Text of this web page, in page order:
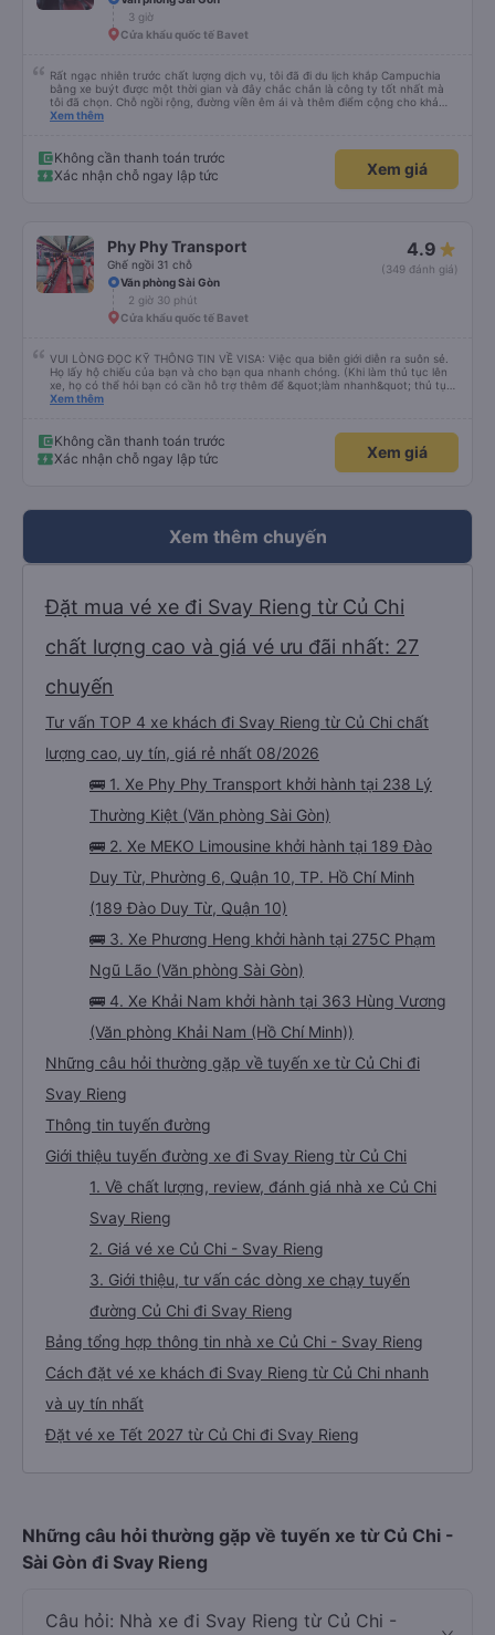
không gì sánh bằng!
3 giờ
Cửa khẩu quốc tế Bavet
Rất ngạc nhiên trước chất lượng dịch vụ, tôi đã đi du lịch khắp Campuchia
bằng xe buýt được một thời gian và đây chắc chắn là công ty tốt nhất mà
tôi đã chọn. Chỗ ngồi rộng, đường viền êm ái và thêm điểm cộng cho khả
năng nằm. (Bạn có thể không hiểu mọi chuyện xảy ra ở biên giới, với hộ
Xem thêm
Không cần thanh toán trước
Xác nhận chỗ ngay lập tức
Xem giá
Phy Phy Transport
Ghế ngồi 31 chỗ
4.9
(349 đánh giá)
Văn phòng Sài Gòn
2 giờ 30 phút
Cửa khẩu quốc tế Bavet
VUI LÒNG ĐỌC KỸ THÔNG TIN VỀ VISA: Việc qua biên giới diễn ra suôn sẻ.
Họ lấy hộ chiếu của bạn và cho bạn qua nhanh chóng. (Khi làm thủ tục lên
xe, họ có thể hỏi bạn có cần hỗ trợ thêm để &quot;làm nhanh&quot; thủ tục
visa và qua biên giới không - với một khoản phí phụ thu cho công ty xe buýt.
sẻ và dễ dàng. Ngoài ra, một lưu ý nhỏ, visa kinh doanh là 35 đô la chứ
không phải 50 đô la và điều này đã được lực lượng tuần tra biên giới xác
nhận. Tôi không hiểu tại sao một người từ công ty xe buýt này ở biên giới lại
rất tuyệt. Cực kỳ thoải mái với nhiều chỗ để chân! Chỉ dừng lại hai lần (bao
gồm cả khi qua biên giới) trong 6,5 giờ để đi vệ sinh trong 5 phút. Khá khó
Xem thêm
Không cần thanh toán trước
Xác nhận chỗ ngay lập tức
Xem giá
Xem thêm chuyến
Đặt mua vé xe đi Svay Rieng từ Củ Chi
chất lượng cao và giá vé ưu đãi nhất: 27
chuyến
Tư vấn TOP 4 xe khách đi Svay Rieng từ Củ Chi chất
lượng cao, uy tín, giá rẻ nhất 08/2026
🚌 1. Xe Phy Phy Transport khởi hành tại 238 Lý
Thường Kiệt (Văn phòng Sài Gòn)
🚌 2. Xe MEKO Limousine khởi hành tại 189 Đào
Duy Từ, Phường 6, Quận 10, TP. Hồ Chí Minh
(189 Đào Duy Từ, Quận 10)
🚌 3. Xe Phương Heng khởi hành tại 275C Phạm
Ngũ Lão (Văn phòng Sài Gòn)
🚌 4. Xe Khải Nam khởi hành tại 363 Hùng Vương
(Văn phòng Khải Nam (Hồ Chí Minh))
Những câu hỏi thường gặp về tuyến xe từ Củ Chi đi
Svay Rieng
Thông tin tuyến đường
Giới thiệu tuyến đường xe đi Svay Rieng từ Củ Chi
1. Về chất lượng, review, đánh giá nhà xe Củ Chi
Svay Rieng
2. Giá vé xe Củ Chi - Svay Rieng
3. Giới thiệu, tư vấn các dòng xe chạy tuyến
đường Củ Chi đi Svay Rieng
Bảng tổng hợp thông tin nhà xe Củ Chi - Svay Rieng
Cách đặt vé xe khách đi Svay Rieng từ Củ Chi nhanh
và uy tín nhất
Đặt vé xe Tết 2027 từ Củ Chi đi Svay Rieng
Những câu hỏi thường gặp về tuyến xe từ Củ Chi -
Sài Gòn đi Svay Rieng
Câu hỏi: Nhà xe đi Svay Rieng từ Củ Chi -